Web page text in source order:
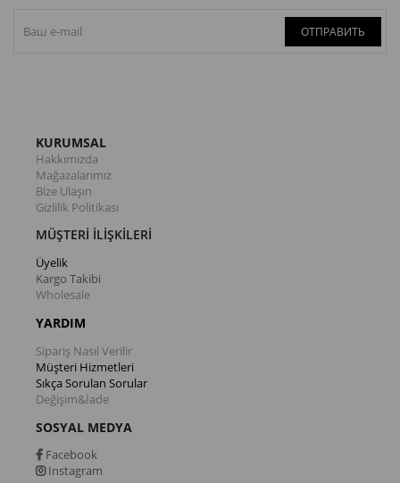
ОТПРАВИТЬ
KURUMSAL
Hakkımızda
Mağazalarımız
Bize Ulaşın
Gizlilik Politikası
MÜŞTERİ İLİŞKİLERİ
Üyelik
Kargo Takibi
Wholesale
YARDIM
Sipariş Nasıl Verilir
Müşteri Hizmetleri
Sıkça Sorulan Sorular
Değişim&İade
SOSYAL MEDYA
Facebook
Instagram